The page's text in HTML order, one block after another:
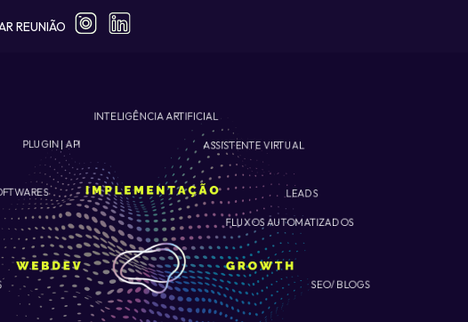
REUNIÃO
SEO/ BLOGS
FLUXOS AUTOMATIZADOS
INTELIGÊNCIA ARTIFICIAL
PLUGIN | API ASSISTENTE VIRTUAL
LEADS